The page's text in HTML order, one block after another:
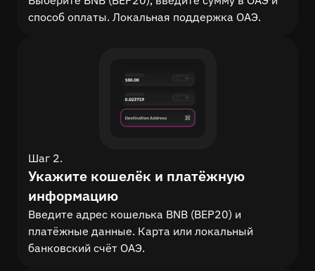
способ оплаты. Локальная поддержка ОАЭ.
Шаг 2.
Укажите кошелёк и платёжную
информацию
Введите адрес кошелька BNB (BEP20) и
платёжные данные. Карта или локальный
банковский счёт ОАЭ.